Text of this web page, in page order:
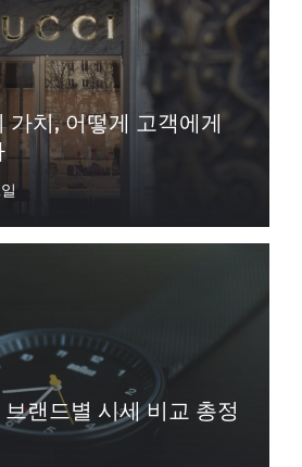
가치, 어떻게 고객에게
랜드별 시세 비교 총정